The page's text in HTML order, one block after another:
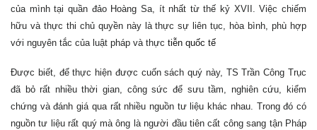
của mình tại quần đảo Hoàng Sa, ít nhất từ thế kỷ XVII. Việc chiếm
hữu và thực thi chủ quyền này là thực sự liên tục, hòa bình, phù hợp
với nguyên tắc của luật pháp và thực tiễn quốc tế
Được biết, để thực hiện được cuốn sách quý này, TS Trần Công Trục
đã bỏ rất nhiều thời gian, công sức để sưu tầm, nghiên cứu, kiểm
chứng và đánh giá qua rất nhiều nguồn tư liệu khác nhau. Trong đó có
nguồn tư liệu rất quý mà ông là người đầu tiên cất công sang tận Pháp